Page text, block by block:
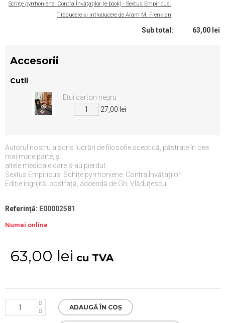
Schiţe pyrrhoniene. Contra Învăţaţilor (e-book) - Sextus Empiricus.
Traducere și introducere de Aram M. Frenkian
Sub total: 63,00 lei
Accesorii
Cutii
Etui carton negru
27,00 lei
Autorul nostru a scris lucrări de filosofie sceptică, păstrate în cea
mai mare parte, și
altele medicale care s-au pierdut.
Sextus Empiricus. Schițe pyrrhoniene. Contra Învățaților
Ediție îngrijită, postfață, addendă de Gh. Vlăduțescu
Referință: E00002581
Numai online
63,00 lei cu TVA
ADAUGĂ ÎN COȘ